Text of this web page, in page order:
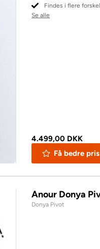
Findes i flere
Se alle
4.499,00 DKK
Få bedre pris
Anour Donya
Donya Pivot